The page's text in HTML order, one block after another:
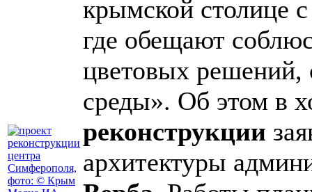
крымской столице
где обещают
цветовых
среды». Об этом в
реконструкции
архитектуры